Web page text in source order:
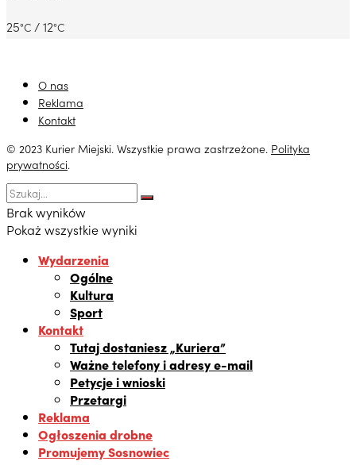
25°C / 12°C
O nas
Reklama
Kontakt
© 2023 Kurier Miejski. Wszystkie prawa zastrzeżone. Polityka
prywatności.
Brak wyników
Pokaż wszystkie wyniki
Wydarzenia
Ogólne
Kultura
Sport
Kontakt
Tutaj dostaniesz „Kuriera”
Ważne telefony i adresy e-mail
Petycje i wnioski
Przetargi
Reklama
Ogłoszenia drobne
Promujemy Sosnowiec